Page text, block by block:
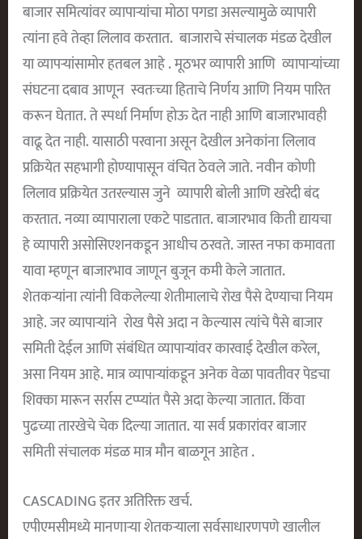
बाजार समित्यांवर व्यापाऱ्यांचा मोठा पगडा असल्यामुळे व्यापारी
त्यांना हवे तेव्हा लिलाव करतात. बाजाराचे संचालक मंडळ देखील
या व्यापऱ्यांसामोर हतबल आहे . मूठभर व्यापारी आणि व्यापाऱ्यांच्या
संघटना दबाव आणून स्वतःच्या हिताचे निर्णय आणि नियम पारित
करून घेतात. ते स्पर्धा निर्माण होऊ देत नाही आणि बाजारभावही
वाढू देत नाही. यासाठी परवाना असून देखील अनेकांना लिलाव
प्रक्रियेत सहभागी होण्यापासून वंचित ठेवले जाते. नवीन कोणी
लिलाव प्रक्रियेत उतरल्यास जुने व्यापारी बोली आणि खरेदी बंद
करतात. नव्या व्यापाराला एकटे पाडतात. बाजारभाव किती द्यायचा
हे व्यापारी असोसिएशनकडून आधीच ठरवते. जास्त नफा कमावता
यावा म्हणून बाजारभाव जाणून बुजून कमी केले जातात.
शेतकऱ्यांना त्यांनी विकलेल्या शेतीमालाचे रोख पैसे देण्याचा नियम
आहे. जर व्यापाऱ्यांने रोख पैसे अदा न केल्यास त्यांचे पैसे बाजार
समिती देईल आणि संबंधित व्यापाऱ्यांवर कारवाई देखील करेल,
असा नियम आहे. मात्र व्यापाऱ्यांकडून अनेक वेळा पावतीवर पेडचा
शिक्का मारून सर्रास टप्प्यांत पैसे अदा केल्या जातात. किंवा
पुढच्या तारखेचे चेक दिल्या जातात. या सर्व प्रकारांवर बाजार
समिती संचालक मंडळ मात्र मौन बाळगून आहेत .
CASCADING इतर अतिरिक्त खर्च.
एपीएमसीमध्ये मानणाऱ्या शेतकऱ्याला सर्वसाधारणपणे खालील